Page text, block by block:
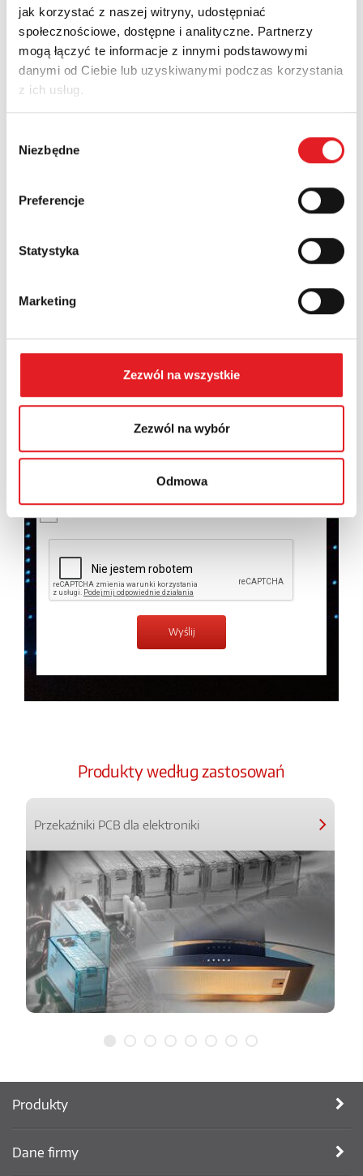
jak korzystać z naszej witryny, udostępniać
społecznościowe, dostępne i analityczne. Partnerzy
mogą łączyć te informacje z innymi podstawowymi
danymi od Ciebie lub uzyskiwanymi podczas korzystania
z ich usług.
zgody
Niezbędne
Preferencje
Statystyka
Marketing
Zezwól na wszystkie
Zezwól na wybór
Odmowa
Adres e-mail: *
Nazwa firmy:
Województwo:
Treść: *
Wyrażam zgodę na przetwarzanie moich danych
temat przetwarzania danych osobowych wPolityce
Produkty według zastosowań
Przekaźniki PCB dla elektroniki
Produkty
Dane firmy